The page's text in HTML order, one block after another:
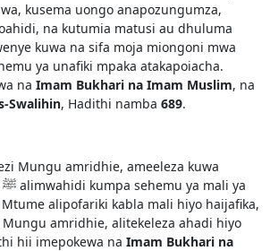
kusema uongo anapozungumza,
na kutumia matusi au dhuluma
kuwa na sifa moja miongoni mwa
ya unafiki mpaka atakapoiacha.
na Imam Bukhari na Imam Muslim, na
Swalihin, Hadithi namba 689.
Mungu amridhie, ameeleza kuwa
alipofariki kabla mali hiyo haijafika,
Mungu amridhie, alitekeleza ahadi hiyo
hii imepokewa na Imam Bukhari na